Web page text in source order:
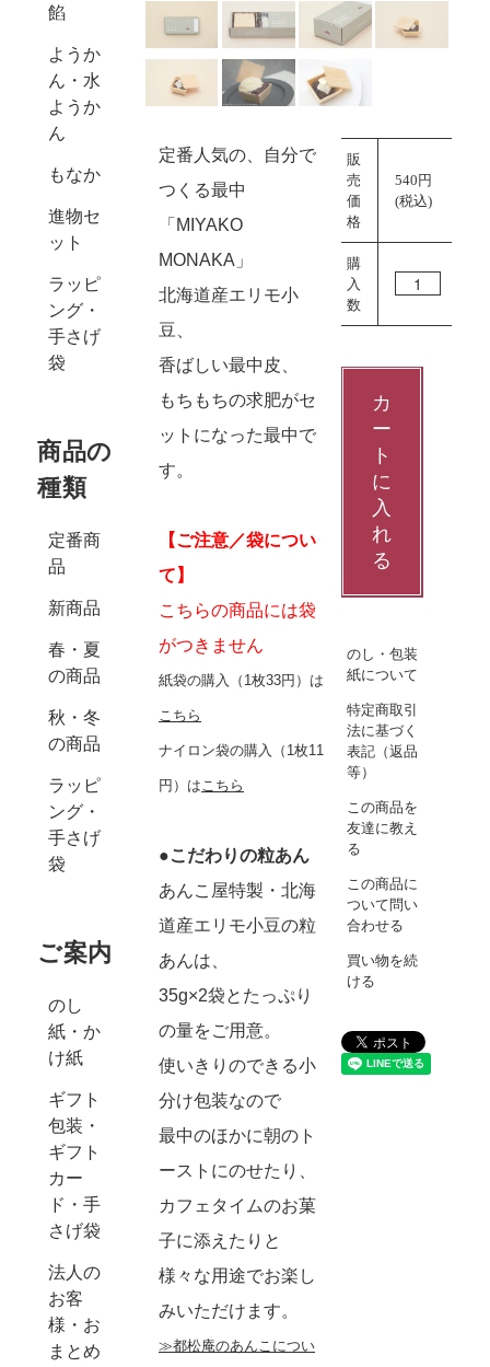
餡
ようか
ん・水
ようか
ん
もなか
進物セ
ット
ラッピ
ング・
手さげ
袋
商品の
種類
定番商
品
新商品
春・夏
の商品
秋・冬
の商品
ラッピ
ング・
手さげ
袋
ご案内
のし
紙・か
け紙
ギフト
包装・
ギフト
カー
ド・手
さげ袋
法人の
お客
様・お
まとめ
定番人気の、自分で
つくる最中
「MIYAKO
MONAKA」
北海道産エリモ小
豆、
香ばしい最中皮、
もちもちの求肥がセ
ットになった最中で
す。
【ご注意／袋につい
て】
こちらの商品には袋
がつきません
紙袋の購入（1枚33円）は
こちら
ナイロン袋の購入（1枚11
円）は こちら
●こだわりの粒あん
あんこ屋特製・北海
道産エリモ小豆の粒
あんは、
35g×2袋とたっぷり
の量をご用意。
使いきりのできる小
分け包装なので
最中のほかに朝のト
ーストにのせたり、
カフェタイムのお菓
子に添えたりと
様々な用途でお楽し
みいただけます。
≫都松庵のあんこについ
販
売
価
格
540円
(税込)
購
入
数
カ
ー
ト
に
入
れ
る
のし・包装
紙について
特定商取引
法に基づく
表記（返品
等）
この商品を
友達に教え
る
この商品に
ついて問い
合わせる
買い物を続
ける